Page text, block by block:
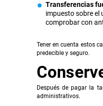
Transferencias
impuesto sobre el
comprobar con
Tener en cuenta estos
predecible y seguro.
Después de pagar la
administrativos.